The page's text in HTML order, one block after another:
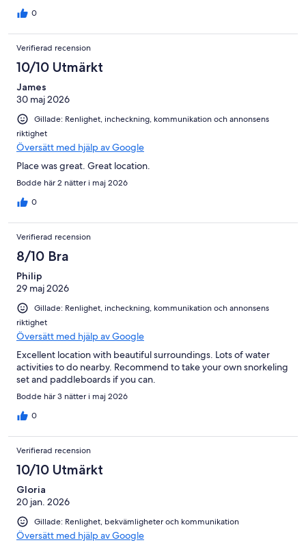
0
Verifierad recension
10/10 Utmärkt
James
30 maj 2026
Gillade: Renlighet, incheckning, kommunikation och annonsens
riktighet
Översätt med hjälp av Google
Place was great. Great location.
Bodde här 2 nätter i maj 2026
0
Verifierad recension
8/10 Bra
Philip
29 maj 2026
Gillade: Renlighet, incheckning, kommunikation och annonsens
riktighet
Översätt med hjälp av Google
Excellent location with beautiful surroundings. Lots of water
activities to do nearby. Recommend to take your own snorkeling
set and paddleboards if you can.
Bodde här 3 nätter i maj 2026
0
Verifierad recension
10/10 Utmärkt
Gloria
20 jan. 2026
Gillade: Renlighet, bekvämligheter och kommunikation
Översätt med hjälp av Google